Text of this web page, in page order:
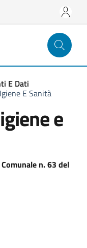
E Dati
E Sanità
e
n. 63 del